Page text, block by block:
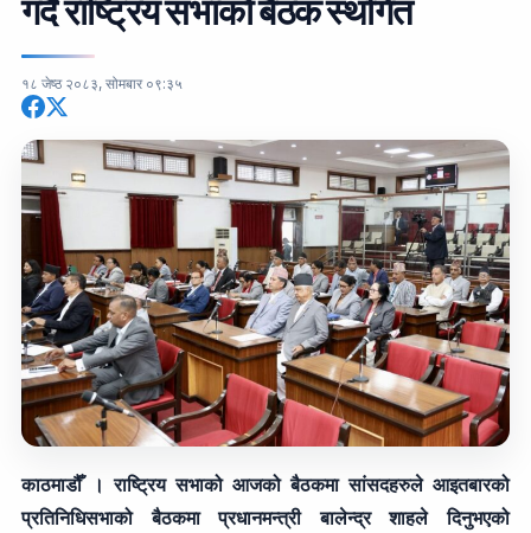
गर्दै राष्ट्रिय सभाको बैठक स्थगित
१८ जेष्ठ २०८३, सोमबार ०९:३५
काठमाडौँ । राष्ट्रिय सभाको आजको बैठकमा सांसदहरुले आइतबारको
प्रतिनिधिसभाको बैठकमा प्रधानमन्त्री बालेन्द्र शाहले दिनुभएको